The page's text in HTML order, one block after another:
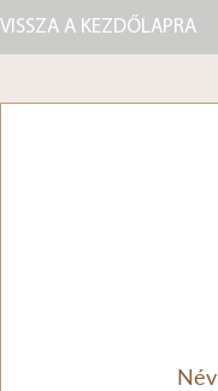
VISSZA A KEZDŐLAPRA
Név